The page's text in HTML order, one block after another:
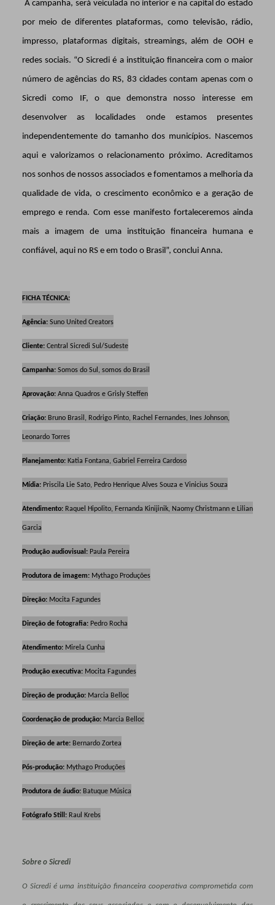
A campanha, será veiculada no interior e na capital do estado
por meio de diferentes plataformas, como televisão, rádio,
impresso, plataformas digitais, streamings, além de OOH e
redes sociais. “O Sicredi é a instituição financeira com o maior
número de agências do RS, 83 cidades contam apenas com o
Sicredi como IF, o que demonstra nosso interesse em
desenvolver as localidades onde estamos presentes
independentemente do tamanho dos municípios. Nascemos
aqui e valorizamos o relacionamento próximo. Acreditamos
nos sonhos de nossos associados e fomentamos a melhoria da
qualidade de vida, o crescimento econômico e a geração de
emprego e renda. Com esse manifesto fortaleceremos ainda
mais a imagem de uma instituição financeira humana e
confiável, aqui no RS e em todo o Brasil”, conclui Anna.
FICHA TÉCNICA:
Agência: Suno United Creators
Cliente: Central Sicredi Sul/Sudeste
Campanha:Somos do Sul, somos do Brasil
Aprovação:Anna Quadros e Grisly Steffen
Criação:Bruno Brasil, Rodrigo Pinto, Rachel Fernandes, Ines Johnson,
Leonardo Torres
Planejamento:Katia Fontana, Gabriel Ferreira Cardoso
Mídia:Priscila Lie Sato, Pedro Henrique Alves Souza e Vinicius Souza
Atendimento:Raquel Hipolito, Fernanda Kinijinik, Naomy Christmann e Lilian
Garcia
Produção audiovisual:Paula Pereira
Produtora de imagem:Mythago Produções
Direção:Mocita Fagundes
Direção de fotografia:Pedro Rocha
Atendimento:Mirela Cunha
Produção executiva:Mocita Fagundes
Direção de produção:Marcia Belloc
Coordenação de produção:Marcia Belloc
Direção de arte:Bernardo Zortea
Pós-produção:Mythago Produções
Produtora de áudio:Batuque Música
Fotógrafo Still:Raul Krebs
Sobre o Sicredi
O Sicredi é uma instituição financeira cooperativa comprometida com